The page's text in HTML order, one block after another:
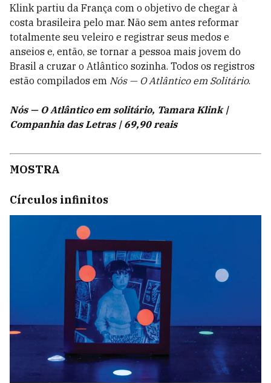
Klink partiu da França com o objetivo de chegar à
costa brasileira pelo mar. Não sem antes reformar
totalmente seu veleiro e registrar seus medos e
anseios e, então, se tornar a pessoa mais jovem do
Brasil a cruzar o Atlântico sozinha. Todos os registros
estão compilados em Nós — O Atlântico em Solitário.
Nós — O Atlântico em solitário, Tamara Klink |
Companhia das Letras | 69,90 reais
MOSTRA
Círculos infinitos